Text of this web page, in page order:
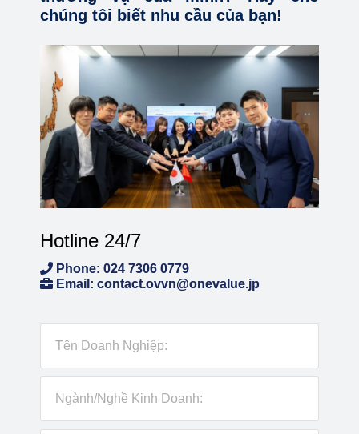
chúng tôi biết nhu cầu của bạn!
Hotline 24/7
Phone: 024 7306 0779
Email: contact.ovvn@onevalue.jp